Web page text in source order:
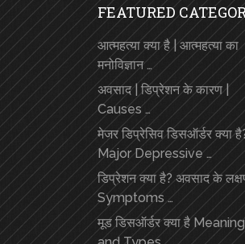
FEATURED
आत्महत्या क्या है | आत्महत्या का
मनोविज्ञान …
अवसाद | डिप्रेशन के कारण |
Causes …
मेजर डिप्रेसिव डिसऑर्डर क्या
Major Depressive …
डिप्रेशन क्या है? अवसाद के
Symptoms …
मूड डिसऑर्डर क्या है Meaning